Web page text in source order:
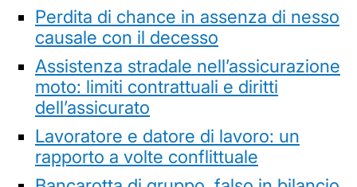
Perdita di chance in assenza di nesso
causale con il decesso
Assistenza stradale nell’assicurazione
moto: limiti contrattuali e diritti
dell’assicurato
Lavoratore e datore di lavoro: un
rapporto a volte conflittuale